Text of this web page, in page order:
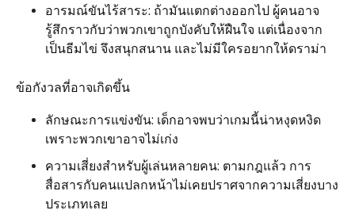
อารมณ์ขันไร้สาระ: ถ้ามันแตกต่างออกไป ผู้คนอาจ
รู้สึกราวกับว่าพวกเขาถูกบังคับให้ฝืนใจ แต่เนื่องจาก
เป็นธีมไข่ จึงสนุกสนาน และไม่มีใครอยากให้ดราม่า
ข้อกังวลที่อาจเกิดขึ้น
ลักษณะการแข่งขัน: เด็กอาจพบว่าเกมนี้น่าหงุดหงิด
เพราะพวกเขาอาจไม่เก่ง
ความเสี่ยงสำหรับผู้เล่นหลายคน: ตามกฎแล้ว การ
สื่อสารกับคนแปลกหน้าไม่เคยปราศจากความเสี่ยงบาง
ประเภทเลย